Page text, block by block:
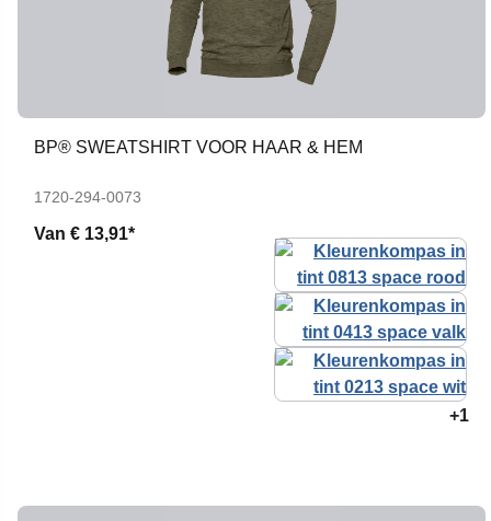
BP® SWEATSHIRT VOOR HAAR & HEM
1720-294-0073
Van € 13,91*
+1